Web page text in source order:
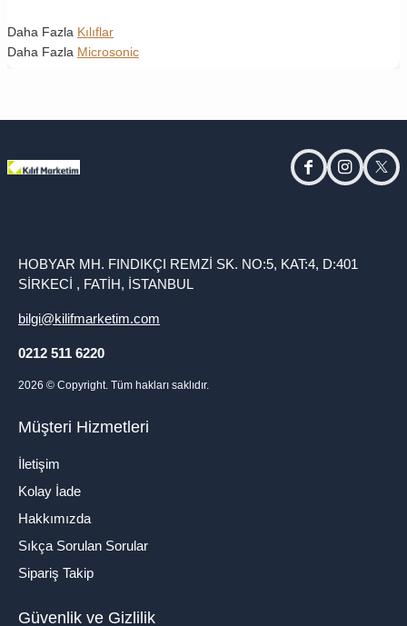
Daha Fazla Kılıflar
Daha Fazla Microsonic
facebookinstagram
HOBYAR MH. FINDIKÇI REMZİ SK. NO:5, KAT:4, D:401
SİRKECİ , FATİH, İSTANBUL
bilgi@kilifmarketim.com
0212 511 6220
2026 © Copyright. Tüm hakları saklıdır.
Müşteri Hizmetleri
İletişim
Kolay İade
Hakkımızda
Sıkça Sorulan Sorular
Sipariş Takip
Güvenlik ve Gizlilik